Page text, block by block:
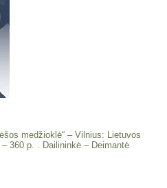
medžioklė“ – Vilnius: Lietuvos
360 p. . Dailininkė – Deimantė